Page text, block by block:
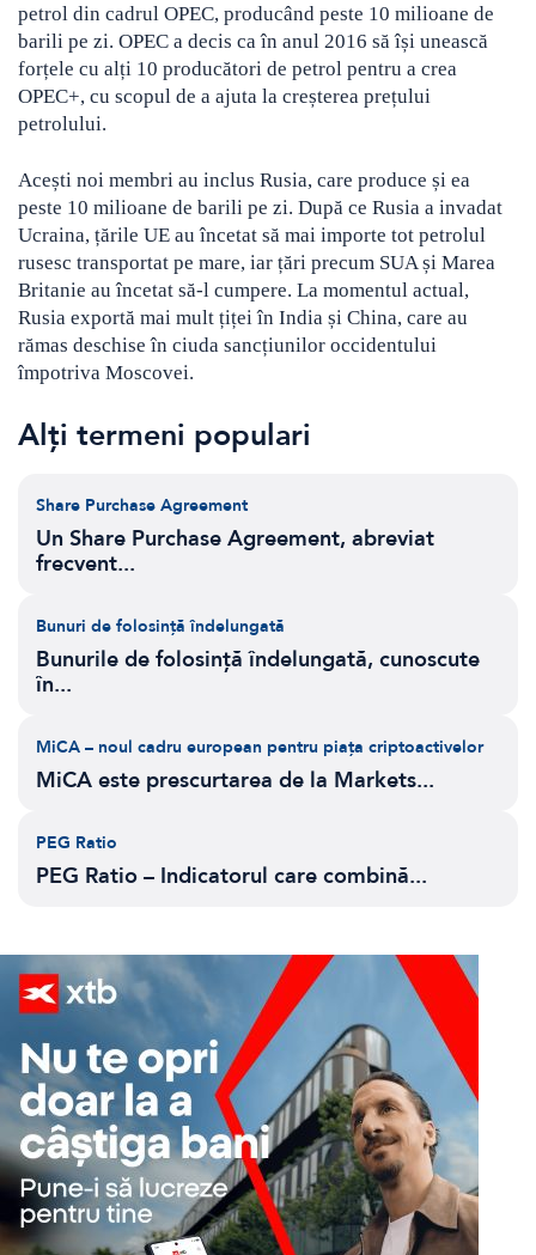
petrol din cadrul OPEC, producând peste 10 milioane de
barili pe zi. OPEC a decis ca în anul 2016 să își unească
forțele cu alți 10 producători de petrol pentru a crea
OPEC+, cu scopul de a ajuta la creșterea prețului
petrolului.
Acești noi membri au inclus Rusia, care produce și ea
peste 10 milioane de barili pe zi. După ce Rusia a invadat
Ucraina, țările UE au încetat să mai importe tot petrolul
rusesc transportat pe mare, iar țări precum SUA și Marea
Britanie au încetat să-l cumpere. La momentul actual,
Rusia exportă mai mult țiței în India și China, care au
rămas deschise în ciuda sancțiunilor occidentului
împotriva Moscovei.
Alți termeni populari
Share Purchase Agreement
Un Share Purchase Agreement, abreviat
frecvent...
Bunuri de folosință îndelungată
Bunurile de folosință îndelungată, cunoscute
în...
MiCA – noul cadru european pentru piața criptoactivelor
MiCA este prescurtarea de la Markets...
PEG Ratio
PEG Ratio – Indicatorul care combină...